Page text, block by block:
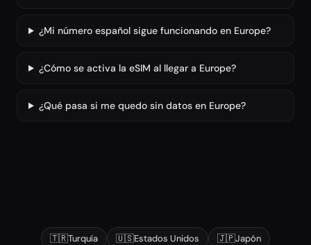
¿Mi número español sigue funcionando en Europe?
¿Cómo se activa la eSIM al llegar a Europe?
¿Qué pasa si me quedo sin datos en Europe?
Otros destinos populares
🇹🇷Turquía 🇺🇸Estados Unidos 🇯🇵Japón